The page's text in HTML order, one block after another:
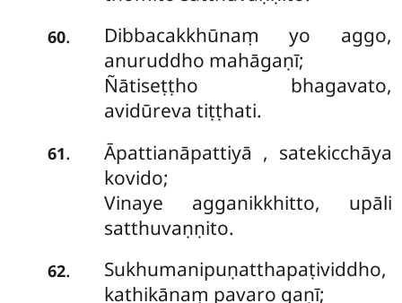
60.
Dibbacakkhūnaṃ yo aggo,
anuruddho mahāgaṇī;
Ñātiseṭṭho bhagavato,
avidūreva tiṭṭhati.
61. Āpattianāpattiyā , satekicchāya
kovido;
Vinaye agganikkhitto, upāli
satthuvaṇṇito.
62.
Sukhumanipuṇatthapaṭividdho,
kathikānaṃ pavaro gaṇī;